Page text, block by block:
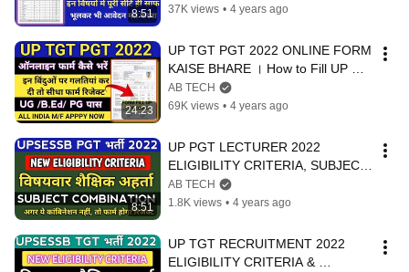
8:51
SUBJECTS । AB TECH
37K views • 4 years ago
24:23
UP TGT PGT 2022 ONLINE FORM
KAISE BHARE । How to Fill UP
TGT PGT APPLICATION FORM ।
LIVE DEMO APPLY
AB TECH
69K views • 4 years ago
8:51
UP PGT LECTURER 2022
ELIGIBILITY CRITERIA, SUBJECT
COMBINATION । सभी विषयों की
डीटेलड शैक्षिक अहर्ता
AB TECH
1.8K views • 4 years ago
UP TGT RECRUITMENT 2022
ELIGIBILITY CRITERIA &